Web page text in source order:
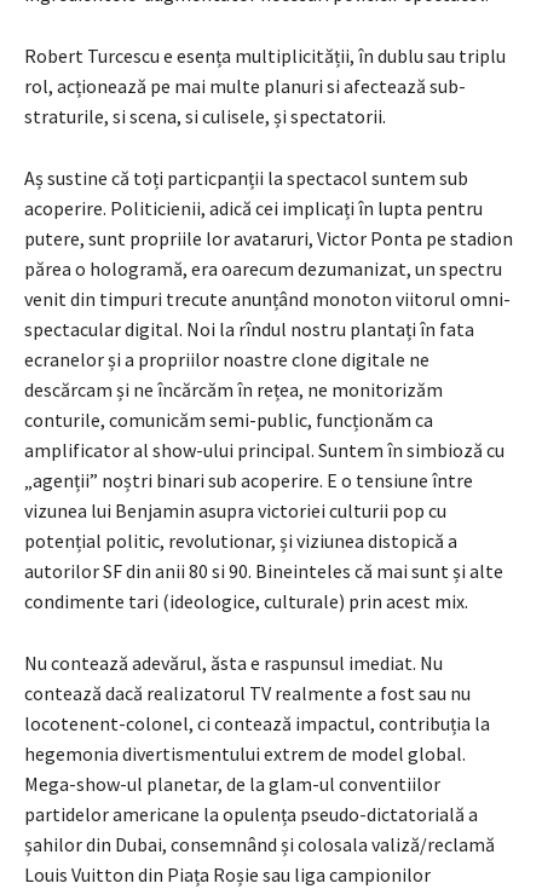
Robert Turcescu e esența multiplicității, în dublu sau triplu
rol, acționează pe mai multe planuri si afectează sub-
straturile, si scena, si culisele, și spectatorii.
Aș sustine că toți particpanții la spectacol suntem sub
acoperire. Politicienii, adică cei implicați în lupta pentru
putere, sunt propriile lor avataruri, Victor Ponta pe stadion
părea o hologramă, era oarecum dezumanizat, un spectru
venit din timpuri trecute anunțând monoton viitorul omni-
spectacular digital. Noi la rîndul nostru plantați în fata
ecranelor și a propriilor noastre clone digitale ne
descărcam și ne încărcăm în rețea, ne monitorizăm
conturile, comunicăm semi-public, funcționăm ca
amplificator al show-ului principal. Suntem în simbioză cu
„agenții” noștri binari sub acoperire. E o tensiune între
vizunea lui Benjamin asupra victoriei culturii pop cu
potențial politic, revolutionar, și viziunea distopică a
autorilor SF din anii 80 si 90. Bineinteles că mai sunt și alte
condimente tari (ideologice, culturale) prin acest mix.
Nu contează adevărul, ăsta e raspunsul imediat. Nu
contează dacă realizatorul TV realmente a fost sau nu
locotenent-colonel, ci contează impactul, contribuția la
hegemonia divertismentului extrem de model global.
Mega-show-ul planetar, de la glam-ul conventiilor
partidelor americane la opulența pseudo-dictatorială a
șahilor din Dubai, consemnând și colosala valiză/reclamă
Louis Vuitton din Piața Roșie sau liga campionilor